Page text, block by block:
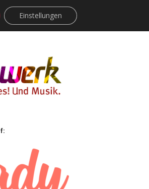
vimeoBluesky
Einstellungen